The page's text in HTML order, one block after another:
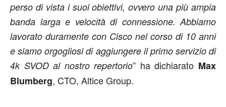
perso di vista i suoi obiettivi, ovvero una più ampia
banda larga e velocità di connessione. Abbiamo
lavorato duramente con Cisco nel corso di 10 anni
e siamo orgogliosi di aggiungere il primo servizio di
4k SVOD al nostro repertorio” ha dichiarato Max
Blumberg, CTO, Altice Group.